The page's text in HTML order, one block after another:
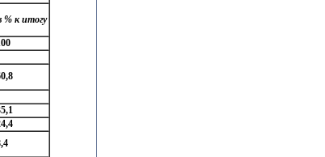
% к итогу